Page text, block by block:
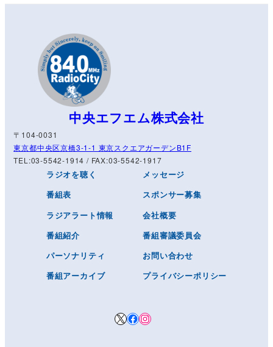
中央エフエム株式会社
〒104-0031
東京都中央区京橋3-1-1 東京スクエアガーデンB1F
TEL:03-5542-1914 / FAX:03-5542-1917
ラジオを聴く
番組表
ラジアラート情報
番組紹介
パーソナリティ
番組アーカイブ
メッセージ
スポンサー募集
会社概要
番組審議委員会
お問い合わせ
プライバシーポリシー
XFacebook
Instagram